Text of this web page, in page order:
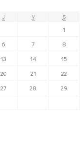
J V S
1
6 7
8
13 14
15
20 21
22
27 28
29